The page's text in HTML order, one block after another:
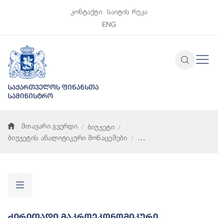
კონტაქტი
საიტის რუკა
ENG
საქართველოს ფინანსთა
სამინისტრო
მთავარი გვერდი
ბიუჯეტი
ბიუჯეტის ანალიტიკური მონაცემები